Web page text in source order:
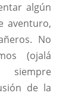
algún
aventuro,
No
(ojalá
siempre
de la